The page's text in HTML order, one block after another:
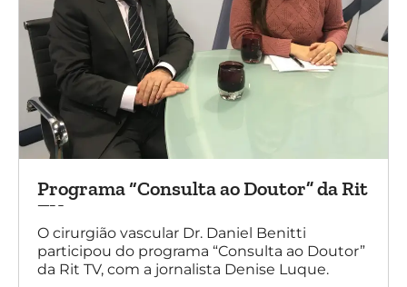
Programa “Consulta ao Doutor” da Rit
TV
O cirurgião vascular Dr. Daniel Benitti
participou do programa “Consulta ao Doutor”
da Rit TV, com a jornalista Denise Luque.